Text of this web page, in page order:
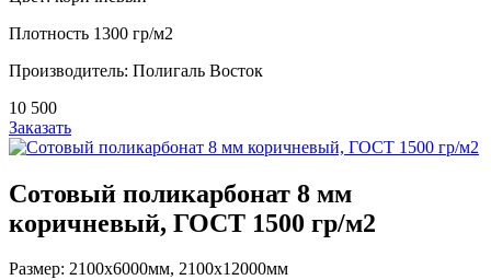
Плотность 1300 гр/м2
Производитель: Полигаль Восток
10 500
Заказать
Сотовый поликарбонат 8 мм
коричневый, ГОСТ 1500 гр/м2
Размер: 2100х6000мм, 2100х12000мм